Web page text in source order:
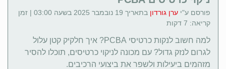
פורסם ע"י ערן גורדון
בתאריך 19 נובמבר 2025 בשעה 03:00 | זמן
קריאה: 7 דקות
למה חשוב לנקות כרטיסי PCBA? איך חלקיק קטן עלול
לגרום לנזק גדול? עם מכונה לניקוי כרטיסים, תוכלו להסיר
מזהמים ביעילות ולשפר את ביצועי הרכיבים.